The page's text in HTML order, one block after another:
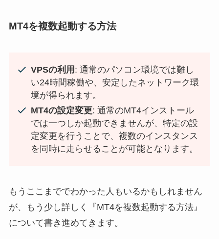
MT4を複数起動する方法
VPSの利用 : 通常のパソコン環境では難し
い24時間稼働や、安定したネットワーク環
境が得られます。
MT4の設定変更: 通常のMT4インストール
では一つしか起動できませんが、特定の設
定変更を行うことで、複数のインスタンス
を同時に走らせることが可能となります。
もうここまででわかった人もいるかもしれません
が、もう少し詳しく『MT4を複数起動する方法』
について書き進めてきます。